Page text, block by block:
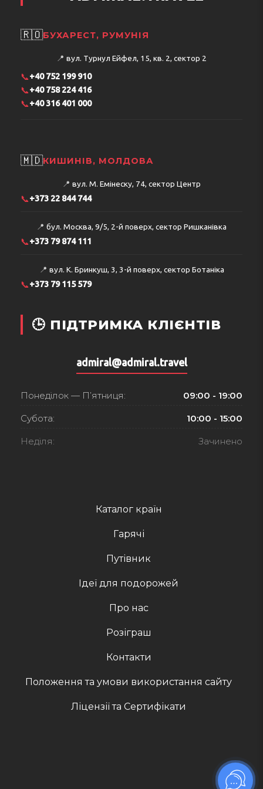
Каталог країн
Гарячі
Путівник
Ідеї для подорожей
Про нас
Розіграш
Контакти
Положення та умови використання сайту
Ліцензії та Сертифікати
🇷🇴БУХАРЕСТ, РУМУНІЯ
📍 вул. Турнул Ейфел, 15, кв. 2, сектор 2
📞+40 752 199 910
📞+40 758 224 416
📞+40 316 401 000
🇲🇩КИШИНІВ, МОЛДОВА
📍 вул. М. Емінеску, 74, сектор Центр
📞+373 22 844 744
📍 бул. Москва, 9/5, 2-й поверх, сектор Ришканівка
📞+373 79 874 111
📍 вул. К. Бринкуш, 3, 3-й поверх, сектор Ботаніка
📞+373 79 115 579
🕒 ПІДТРИМКА КЛІЄНТІВ
admiral@admiral.travel
Понеділок — П’ятниця: 09:00 - 19:00
Субота: 10:00 - 15:00
Неділя: Зачинено